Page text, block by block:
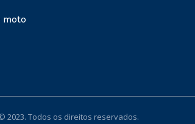
moto
2023. Todos os direitos reservados.